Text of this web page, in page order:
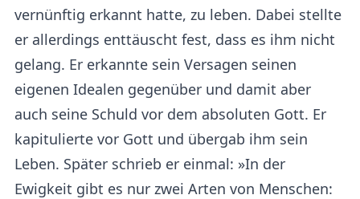
vernünftig erkannt hatte, zu leben. Dabei stellte
er allerdings enttäuscht fest, dass es ihm nicht
gelang. Er erkannte sein Versagen seinen
eigenen Idealen gegenüber und damit aber
auch seine Schuld vor dem absoluten Gott. Er
kapitulierte vor Gott und übergab ihm sein
Leben. Später schrieb er einmal: »In der
Ewigkeit gibt es nur zwei Arten von Menschen: